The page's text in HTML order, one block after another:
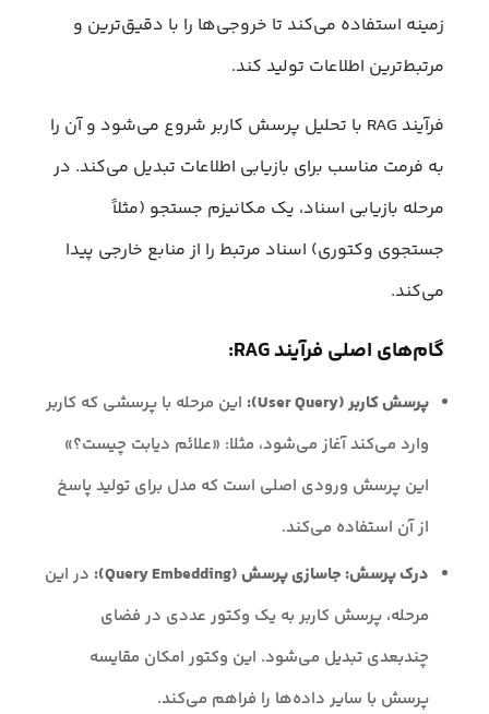
زمینه استفاده می‌کند تا خروجی‌ها را با دقیق‌ترین و
مرتبط‌ترین اطلاعات تولید کند.
فرآیند RAG با تحلیل پرسش کاربر شروع می‌شود و آن را
به فرمت مناسب برای بازیابی اطلاعات تبدیل می‌کند. در
مرحله بازیابی اسناد، یک مکانیزم جستجو (مثلاً
جستجوی وکتوری) اسناد مرتبط را از منابع خارجی پیدا
می‌کند.
گام‌های اصلی فرآیند RAG:
پرسش کاربر (User Query):
این مرحله با پرسشی که کاربر
وارد می‌کند آغاز می‌شود، مثلا: «علائم دیابت چیست؟»
این پرسش ورودی اصلی است که مدل برای تولید پاسخ
از آن استفاده می‌کند.
درک پرسش: جاسازی پرسش (Query Embedding):
در این
مرحله، پرسش کاربر به یک وکتور عددی در فضای
چندبعدی تبدیل می‌شود. این وکتور امکان مقایسه
پرسش با سایر داده‌ها را فراهم می‌کند.